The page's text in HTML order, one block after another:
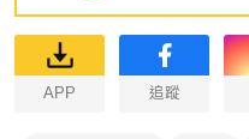
APP 追蹤